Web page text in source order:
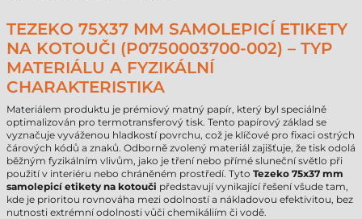
TEZEKO 75X37 MM SAMOLEPICÍ ETIKETY
NA KOTOUČI (P0750003700-002) – TYP
MATERIÁLU A FYZIKÁLNÍ
CHARAKTERISTIKA
Materiálem produktu je prémiový matný papír, který byl speciálně
optimalizován pro termotransferový tisk. Tento papírový základ se
vyznačuje vyváženou hladkostí povrchu, což je klíčové pro fixaci ostrých
čárových kódů a znaků. Odborně zvolený materiál zajišťuje, že tisk odolá
běžným fyzikálním vlivům, jako je tření nebo přímé sluneční světlo při
použití v interiéru nebo chráněném prostředí. Tyto Tezeko 75x37 mm
samolepicí etikety na kotouči představují vynikající řešení všude tam,
kde je prioritou rovnováha mezi odolností a nákladovou efektivitou, bez
nutnosti extrémní odolnosti vůči chemikáliím či vodě.